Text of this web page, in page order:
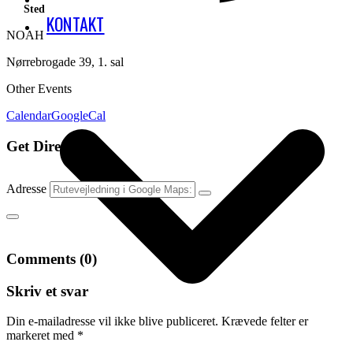
KONTAKT
Sted
NOAH
Nørrebrogade 39, 1. sal
Other Events
CalendarGoogleCal
Get Directions
Adresse
Comments (0)
Skriv et svar
Din e-mailadresse vil ikke blive publiceret. Krævede felter er
markeret med *